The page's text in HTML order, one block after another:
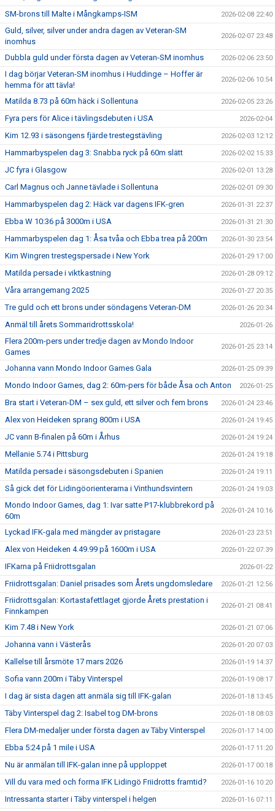
SM-brons till Malte i Mångkamps-ISM 2026-02-08 22:40
Guld, silver, silver under andra dagen av Veteran-SM
inomhus
2026-02-07 23:48
Dubbla guld under första dagen av Veteran-SM inomhus 2026-02-06 23:50
I dag börjar Veteran-SM inomhus i Huddinge – Hoffer är
hemma för att tävla!
2026-02-06 10:54
Matilda 8.73 på 60m häck i Sollentuna 2026-02-05 23:26
Fyra pers för Alice i tävlingsdebuten i USA 2026-02-04
Kim 12.93 i säsongens fjärde trestegstävling 2026-02-03 12:12
Hammarbyspelen dag 3: Snabba ryck på 60m slätt 2026-02-02 15:33
JC fyra i Glasgow 2026-02-01 13:28
Carl Magnus och Janne tävlade i Sollentuna 2026-02-01 09:30
Hammarbyspelen dag 2: Häck var dagens IFK-gren 2026-01-31 22:37
Ebba W 10:36 på 3000m i USA 2026-01-31 21:30
Hammarbyspelen dag 1: Åsa tvåa och Ebba trea på 200m 2026-01-30 23:54
Kim Wingren trestegspersade i New York 2026-01-29 17:00
Matilda persade i viktkastning 2026-01-28 09:12
Våra arrangemang 2025 2026-01-27 20:35
Tre guld och ett brons under söndagens Veteran-DM 2026-01-26 20:34
Anmäl till årets Sommaridrottsskola! 2026-01-26
Flera 200m-pers under tredje dagen av Mondo Indoor
Games
2026-01-25 23:14
Johanna vann Mondo Indoor Games Gala 2026-01-25 09:39
Mondo Indoor Games, dag 2: 60m-pers för både Åsa och Anton 2026-01-25
Bra start i Veteran-DM – sex guld, ett silver och fem brons 2026-01-24 23:46
Alex von Heideken sprang 800m i USA 2026-01-24 19:45
JC vann B-finalen på 60m i Århus 2026-01-24 19:24
Mellanie 5.74 i Pittsburg 2026-01-24 19:18
Matilda persade i säsongsdebuten i Spanien 2026-01-24 19:11
Så gick det för Lidingöorienterarna i Vinthundsvintern 2026-01-24 19:03
Mondo Indoor Games, dag 1: Ivar satte P17-klubbrekord på
60m
2026-01-24 10:16
Lyckad IFK-gala med mängder av pristagare 2026-01-23 23:51
Alex von Heideken 4.49.99 på 1600m i USA 2026-01-22 07:39
IFKarna på Friidrottsgalan 2026-01-22
Friidrottsgalan: Daniel prisades som Årets ungdomsledare 2026-01-21 12:56
Friidrottsgalan: Kortastafettlaget gjorde Årets prestation i
Finnkampen
2026-01-21 08:41
Kim 7.48 i New York 2026-01-21 07:06
Johanna vann i Västerås 2026-01-20 07:03
Kallelse till årsmöte 17 mars 2026 2026-01-19 14:37
Sofia vann 200m i Täby Vinterspel 2026-01-19 08:17
I dag är sista dagen att anmäla sig till IFK-galan 2026-01-18 13:45
Täby Vinterspel dag 2: Isabel tog DM-brons 2026-01-18 08:03
Flera DM-medaljer under första dagen av Täby Vinterspel 2026-01-17 14:00
Ebba 5:24 på 1 mile i USA 2026-01-17 11:20
Nu är anmälan till IFK-galan inne på upploppet 2026-01-17 00:18
Vill du vara med och forma IFK Lidingö Friidrotts framtid? 2026-01-16 10:20
Intressanta starter i Täby vinterspel i helgen 2026-01-16 07:11